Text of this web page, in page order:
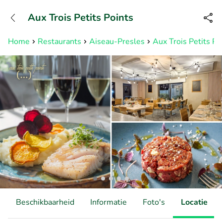
Bereikbaar tot 23:00 uur
Home Restaurants Aiseau-Presles Aux Trois Petits
Aux Trois Petits Points
Beschikbaarheid Informatie Foto's Locatie